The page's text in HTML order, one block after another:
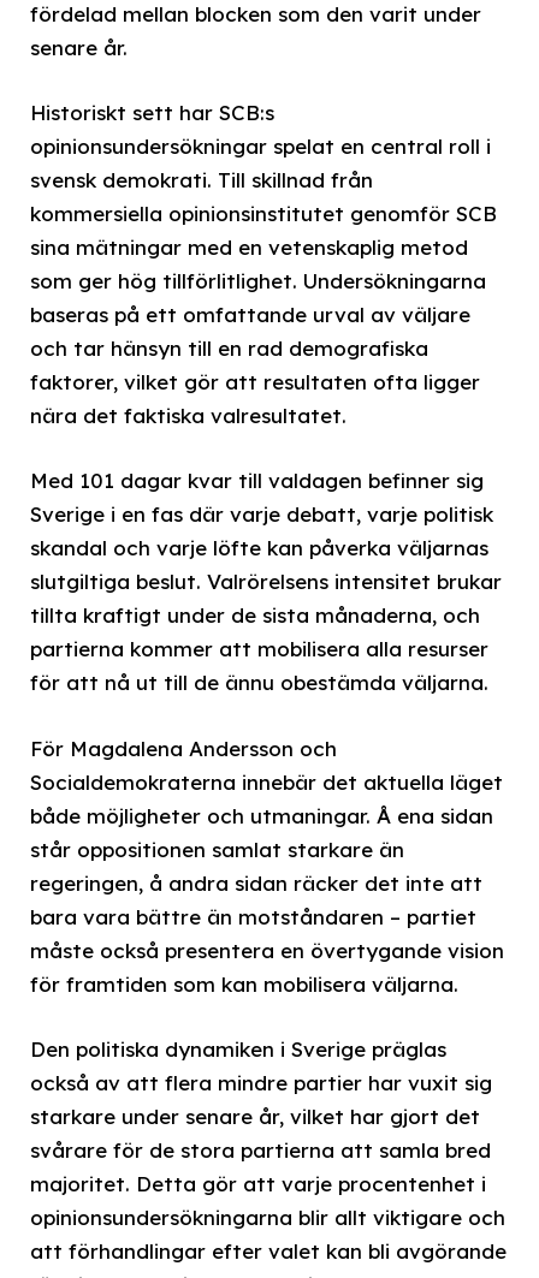
fördelad mellan blocken som den varit under
senare år.
Historiskt sett har SCB:s
opinionsundersökningar spelat en central roll i
svensk demokrati. Till skillnad från
kommersiella opinionsinstitutet genomför SCB
sina mätningar med en vetenskaplig metod
som ger hög tillförlitlighet. Undersökningarna
baseras på ett omfattande urval av väljare
och tar hänsyn till en rad demografiska
faktorer, vilket gör att resultaten ofta ligger
nära det faktiska valresultatet.
Med 101 dagar kvar till valdagen befinner sig
Sverige i en fas där varje debatt, varje politisk
skandal och varje löfte kan påverka väljarnas
slutgiltiga beslut. Valrörelsens intensitet brukar
tillta kraftigt under de sista månaderna, och
partierna kommer att mobilisera alla resurser
för att nå ut till de ännu obestämda väljarna.
För Magdalena Andersson och
Socialdemokraterna innebär det aktuella läget
både möjligheter och utmaningar. Å ena sidan
står oppositionen samlat starkare än
regeringen, å andra sidan räcker det inte att
bara vara bättre än motståndaren – partiet
måste också presentera en övertygande vision
för framtiden som kan mobilisera väljarna.
Den politiska dynamiken i Sverige präglas
också av att flera mindre partier har vuxit sig
starkare under senare år, vilket har gjort det
svårare för de stora partierna att samla bred
majoritet. Detta gör att varje procentenhet i
opinionsundersökningarna blir allt viktigare och
att förhandlingar efter valet kan bli avgörande